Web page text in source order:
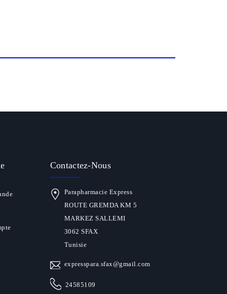
Contactez-Nous
Parapharmacie Express
ROUTE GREMDA KM 5
MARKEZ SALLEMI
3062 SFAX
Tunisie
expresspara.sfax@gmail.com
24585109